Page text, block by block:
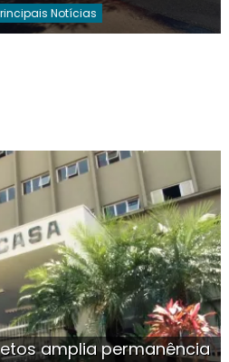
Notícias
amplia permanência